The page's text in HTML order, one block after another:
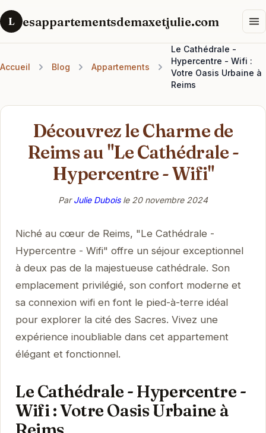
L esappartementsdemaxetjulie.com
Accueil Blog Appartements
Le Cathédrale -
Hypercentre - Wifi :
Votre Oasis Urbaine à
Reims
Découvrez le Charme de
Reims au "Le Cathédrale -
Hypercentre - Wifi"
ParJulie Duboisle 20 novembre 2024
Niché au cœur de Reims, "Le Cathédrale -
Hypercentre - Wifi" offre un séjour exceptionnel
à deux pas de la majestueuse cathédrale. Son
emplacement privilégié, son confort moderne et
sa connexion wifi en font le pied-à-terre idéal
pour explorer la cité des Sacres. Vivez une
expérience inoubliable dans cet appartement
élégant et fonctionnel.
Le Cathédrale - Hypercentre -
Wifi : Votre Oasis Urbaine à